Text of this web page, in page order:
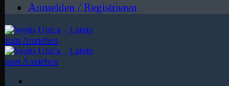
Anmelden / Registrieren